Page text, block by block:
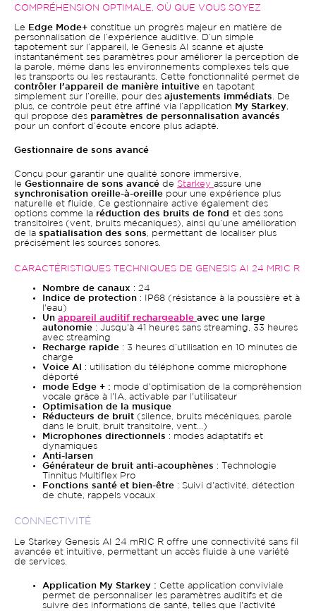
COMPRÉHENSION OPTIMALE, OÙ QUE VOUS SOYEZ
Le Edge Mode+ constitue un progrès majeur en matière de
personnalisation de l’expérience auditive. D’un simple
tapotement sur l’appareil, le Genesis AI scanne et ajuste
instantanément ses paramètres pour améliorer la perception de
la parole, même dans les environnements complexes tels que
les transports ou les restaurants. Cette fonctionnalité permet de
contrôler l’appareil de manière intuitive en tapotant
simplement sur l’oreille, pour des ajustements immédiats . De
plus, ce contrôle peut être affiné via l’application
My Starkey
qui propose des paramètres de personnalisation avancés
pour un confort d’écoute encore plus adapté.
Gestionnaire de sons avancé
Conçu pour garantir une qualité sonore immersive,
le Gestionnaire de sons avancé de Starkey assure une
synchronisation oreille-à-oreille pour une expérience plus
naturelle et fluide. Ce gestionnaire active également des
options comme la réduction des bruits de fond et des sons
transitoires (vent, bruits mécaniques), ainsi qu’une amélioration
de la spatialisation des sons , permettant de localiser plus
précisément les sources sonores.
CARACTÉRISTIQUES TECHNIQUES DE GENESIS AI 24 MRIC R
Nombre de canaux : 24
Indice de protection : IP68 (résistance à la poussière et à
l'eau)
Un appareil auditif rechargeable avec une large
autonomie : Jusqu'à 41 heures sans streaming, 33 heures
avec streaming
Recharge rapide : 3 heures d’utilisation en 10 minutes de
charge
Voice AI
: utilisation du téléphone comme microphone
déporté
mode Edge + : mode d'optimisation de la compréhension
vocale grâce à l'IA, activable par l'utilisateur
Optimisation de la musique
Réducteurs de bruit (silence, bruits mécéniques, parole
dans le bruit, bruit transitoire, vent...)
Microphones directionnels : modes adaptatifs et
dynamiques
Anti-larsen
Générateur de bruit anti-acouphènes : Technologie
Tinnitus Multiflex Pro
Fonctions santé et bien-être : Suivi d'activité, détection
de chute, rappels vocaux
CONNECTIVITÉ
Le Starkey Genesis AI 24 mRIC R offre une connectivité sans fil
avancée et intuitive, permettant un accès fluide à une variété
de services.
Application My Starkey : Cette application conviviale
permet de personnaliser les paramètres auditifs et de
suivre des informations de santé, telles que l'activité